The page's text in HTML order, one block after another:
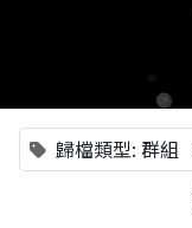
歸檔類型: 群組